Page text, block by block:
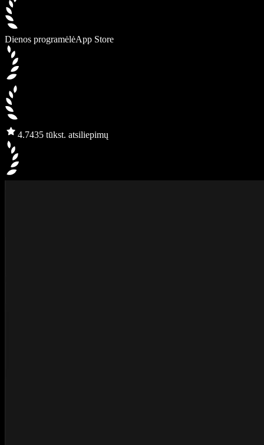
Dienos programėlėApp Store
4.7435 tūkst. atsiliepimų